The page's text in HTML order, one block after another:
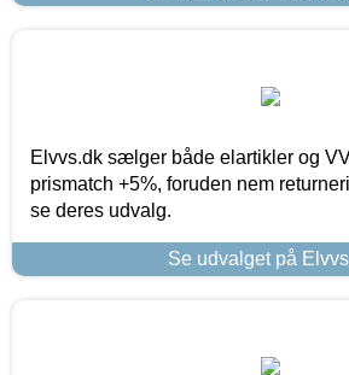
Elvvs.dk sælger både elartikler og
prismatch +5%, foruden nem
se deres udvalg.
Se udvalget på